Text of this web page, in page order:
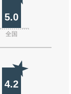
5.0
全国
4.2